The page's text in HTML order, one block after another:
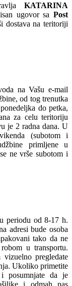
KATARINA
ugovor sa Post
dostava na teritoriji
na Vašu e-mail
od tog trenutka
do petka,
za celu teritoriju
je 2 radna dana. U
(subotom i
primljene u
ne vrše subotom i
periodu od 8-17 h.
adresi bude osoba
tako da ne
u transportu.
pregledate
Ukoliko primetite
i posumnjate da je
i odmah nas